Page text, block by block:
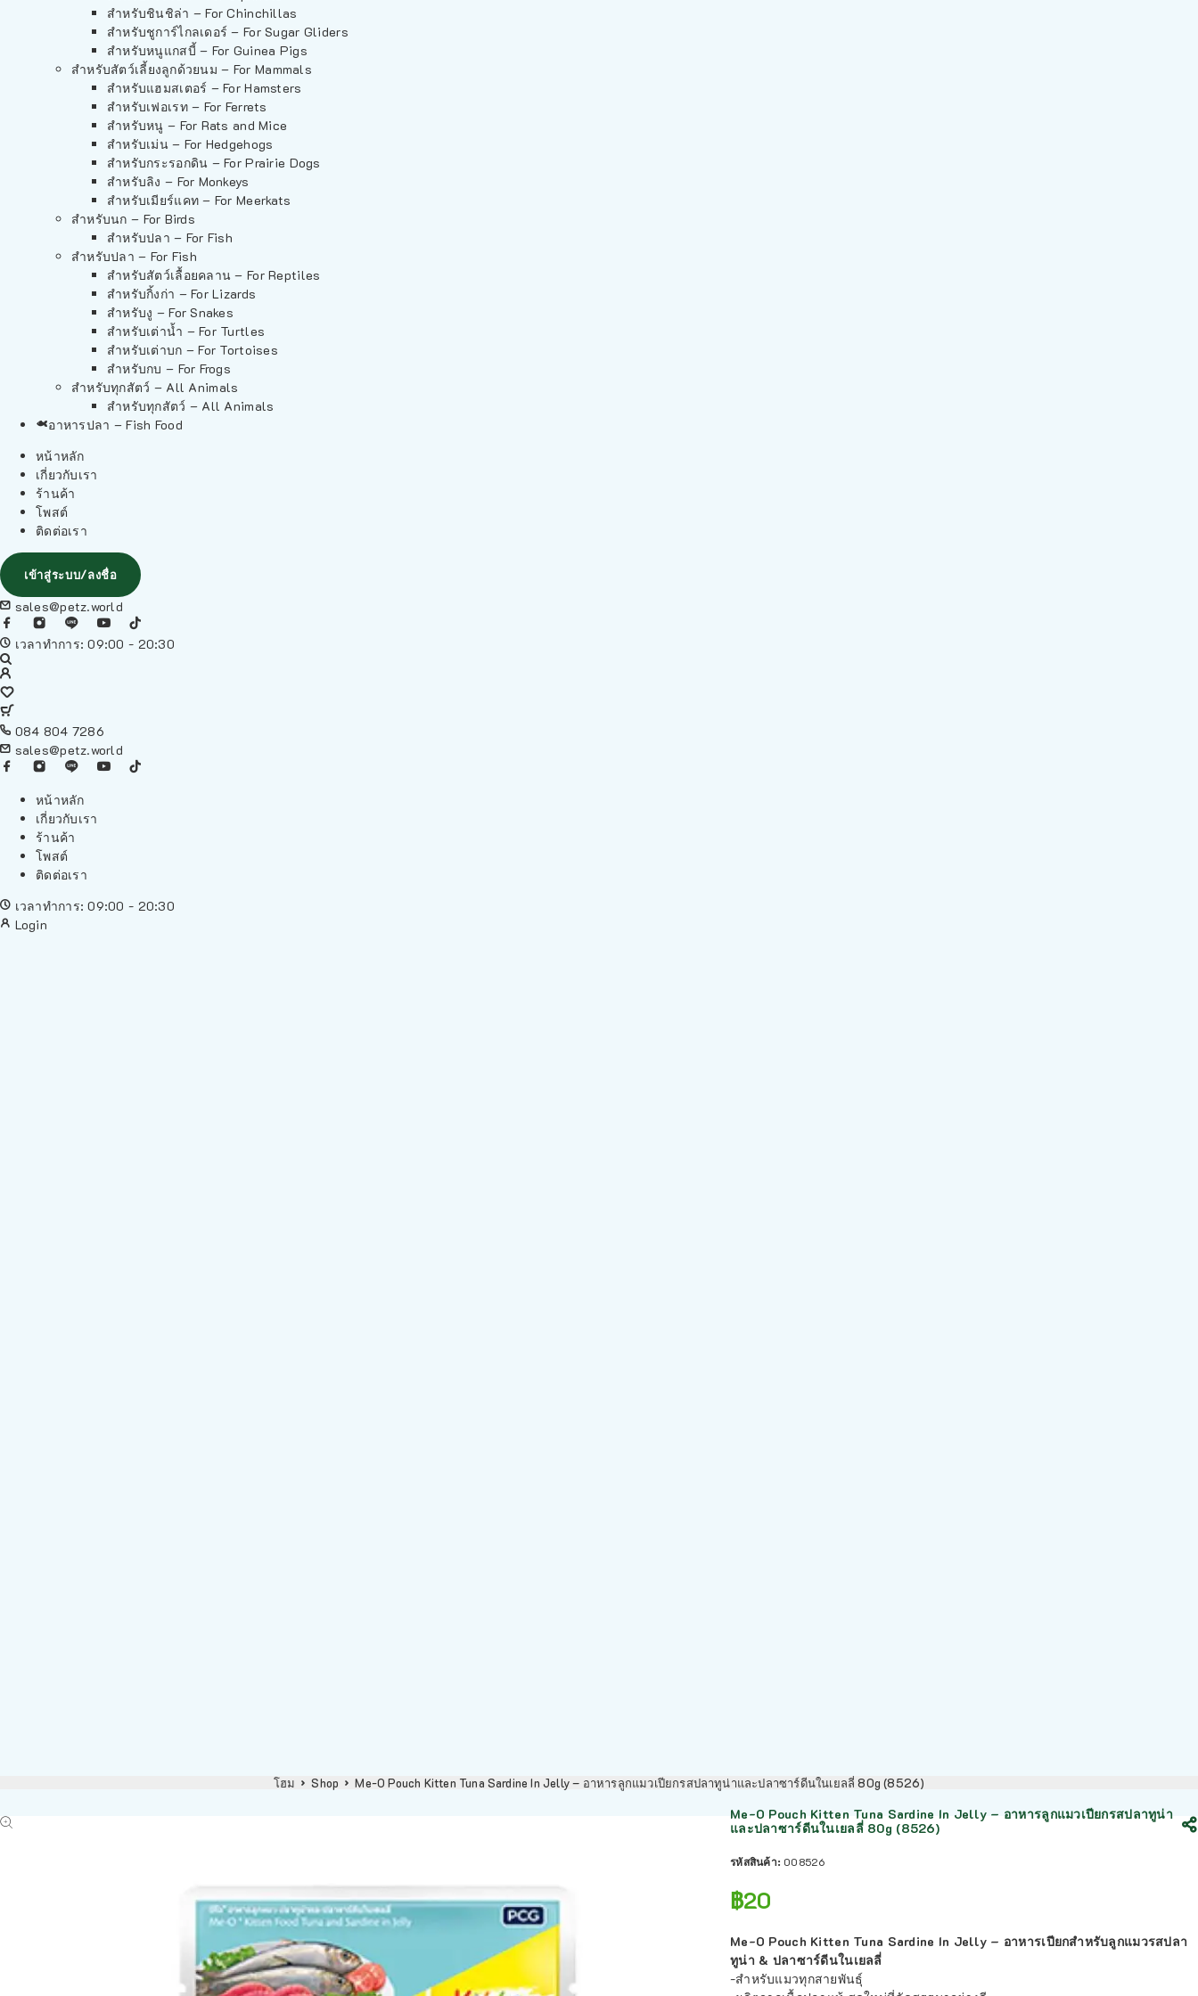
สำหรับชินชิล่า – For Chinchillas
สำหรับชูการ์ไกลเดอร์ – For Sugar Gliders
สำหรับหนูแกสบี้ – For Guinea Pigs
สำหรับสัตว์เลี้ยงลูกด้วยนม – For Mammals
สำหรับแฮมสเตอร์ – For Hamsters
สำหรับเฟอเรท – For Ferrets
สำหรับหนู – For Rats and Mice
สำหรับเม่น – For Hedgehogs
สำหรับกระรอกดิน – For Prairie Dogs
สำหรับลิง – For Monkeys
สำหรับเมียร์แคท – For Meerkats
สำหรับนก – For Birds
สำหรับปลา – For Fish
สำหรับปลา – For Fish
สำหรับสัตว์เลื้อยคลาน – For Reptiles
สำหรับกิ้งก่า – For Lizards
สำหรับงู – For Snakes
สำหรับเต่าน้ำ – For Turtles
สำหรับเต่าบก – For Tortoises
สำหรับกบ – For Frogs
สำหรับทุกสัตว์ – All Animals
สำหรับทุกสัตว์ – All Animals
อาหารปลา – Fish Food
หน้าหลัก
เกี่ยวกับเรา
ร้านค้า
โพสต์
ติดต่อเรา
เข้าสู่ระบบ/ลงชื่อ
sales@petz.world
เวลาทำการ: 09:00 - 20:30
084 804 7286
sales@petz.world
หน้าหลัก
เกี่ยวกับเรา
ร้านค้า
โพสต์
ติดต่อเรา
เวลาทำการ: 09:00 - 20:30
Login
โฮม Shop Me-O Pouch Kitten Tuna Sardine In Jelly – อาหารลูกแมวเปียกรสปลาทูน่าและปลาซาร์ดีนในเยลลี่ 80g (8526)
Me-O Pouch Kitten Tuna Sardine In Jelly – อาหารลูกแมวเปียกรสปลาทูน่า
และปลาซาร์ดีนในเยลลี่ 80g (8526)
รหัสสินค้า: 008526
฿20
Me-O Pouch Kitten Tuna Sardine In Jelly – อาหารเปียกสำหรับลูกแมวรสปลา
ทูน่า & ปลาซาร์ดีนในเยลลี่
-สำหรับแมวทุกสายพันธุ์